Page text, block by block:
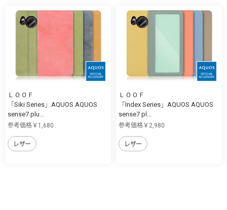
ＬＯＯＦ
「Siki Series」AQUOS AQUOS
sense7 plu...
参考価格￥1,680
レザー
ＬＯＯＦ
「Index Series」AQUOS AQUOS
sense7 pl...
参考価格￥2,980
レザー